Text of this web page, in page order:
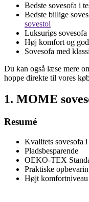
Bedste sovesofa i
Bedste billige
sovestol
Luksuriøs sovesofa
Høj komfort og god
Sovesofa med
Du kan også læse mere
hoppe direkte til vores
1. MOME
Resumé
Kvalitets sovesofa
Pladsbesparende
OEKO-TEX
Praktiske
Højt komfortniveau